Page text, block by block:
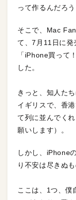
って作るんだろ
そこで、Mac
て、7月11日に
「iPhone買って
した。
きっと、知人た
イギリスで、香
て列に並んでく
願いします）。
しかし、iPhone
り不安は尽きぬも
ここは、1つ、僕